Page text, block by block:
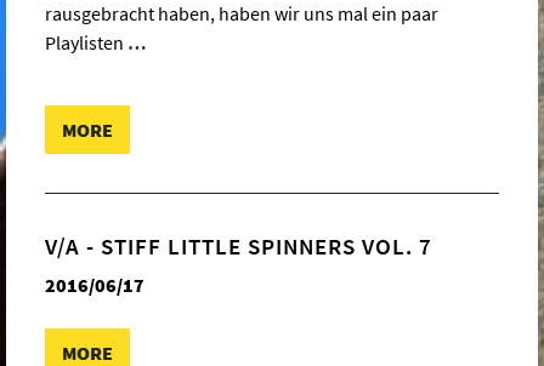
rausgebracht haben, haben wir uns mal ein paar
Playlisten …
MORE
V/A - STIFF LITTLE SPINNERS VOL. 7
2016/06/17
MORE